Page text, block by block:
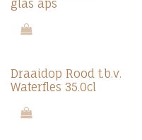
glas aps
Draaidop Rood t.b.v.
Waterfles 35.0cl